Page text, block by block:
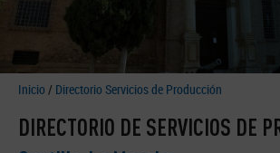
Inicio / Directorio Servicios de Producción
DIRECTORIO DE SERVICIOS DE